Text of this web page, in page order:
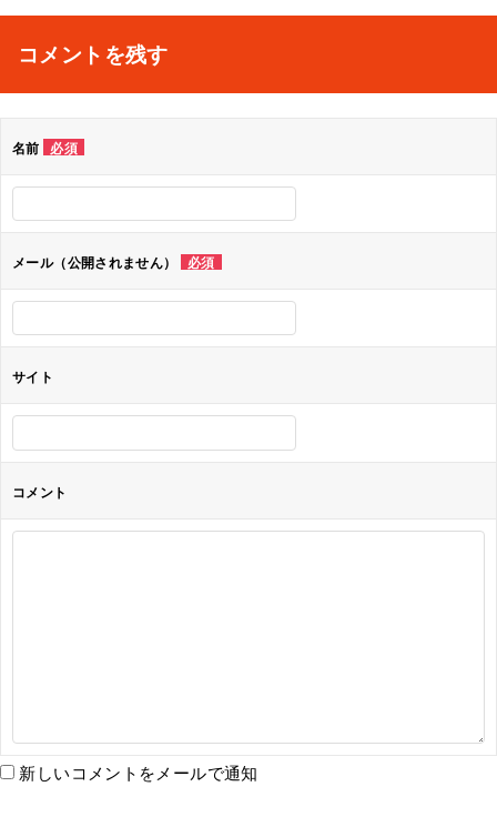
ビ
シ
ョ
ン
コメントを残す
名前 必須
メール（公開されません） 必須
サイト
コメント
新しいコメントをメールで通知